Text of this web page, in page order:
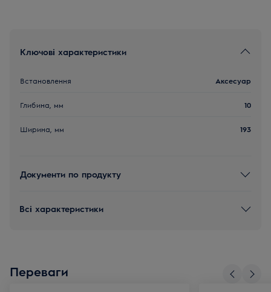
Ключові характеристики
Встановлення Аксесуар
Глибина, мм 10
Ширина, мм 193
Документи по продукту
Всі характеристики
Переваги